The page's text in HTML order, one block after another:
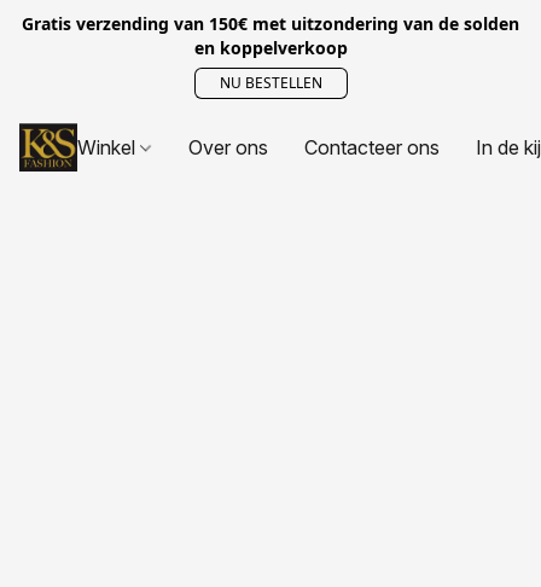
Gratis verzending van 150€ met uitzondering van de solden
en koppelverkoop
NU BESTELLEN
Winkel Over ons Contacteer ons In de